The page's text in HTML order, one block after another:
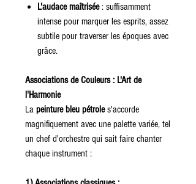
L'audace maîtrisée: suffisamment
intense pour marquer les esprits, assez
subtile pour traverser les époques avec
grâce.
Associations de Couleurs : L'Art de
l'Harmonie
La peinture bleu pétroles'accorde
magnifiquement avec une palette variée, tel
un chef d'orchestre qui sait faire chanter
chaque instrument :